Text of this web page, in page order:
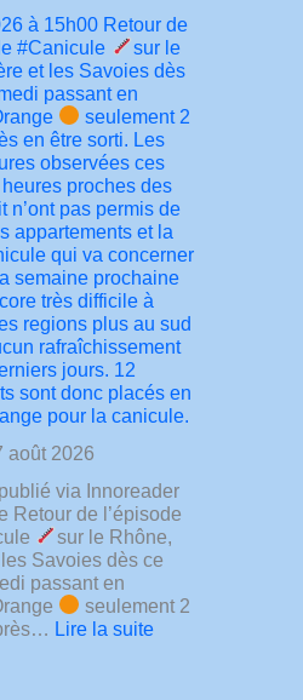
C’est
la
11ème
11ème
d’une
série
de
maximales
≥30°
débutée
le
28/07
et
dont
la
moyenne
est
de
35.1°
égalera
demain
la
série
de
12
jours
7
août
2026
à
15h32
Les
conditions
en
temps
réel
à
la
station
météo
Infoclimat
au
sommet
du
Mont
à
quelques
minutes
de
l’arrivée
Parc
naturel
à 15h00 Retour de
#Canicule
sur le
et les Savoies dès
passant en
seulement 2
en être sorti. Les
observées ces
proches des
n’ont pas permis de
appartements et la
qui va concerner
semaine prochaine
très difficile à
regions plus au sud
rafraîchissement
jours. 12
sont donc placés en
pour la canicule.
août 2026
via Innoreader
Retour de l’épisode
sur le Rhône,
les Savoies dès ce
passant en
seulement 2
Lire la suite: